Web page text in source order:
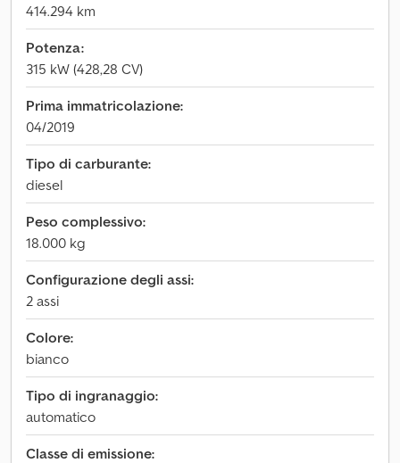
414.294 km
Potenza:
315 kW (428,28 CV)
Prima immatricolazione:
04/2019
Tipo di carburante:
diesel
Peso complessivo:
18.000 kg
Configurazione degli assi:
2 assi
Colore:
bianco
Tipo di ingranaggio:
automatico
Classe di emissione: